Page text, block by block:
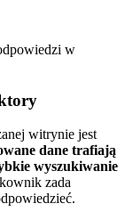
w
witrynie jest
dane trafiają
wyszukiwanie
zada